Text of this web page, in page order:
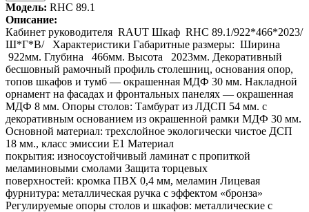
Модель: RHC 89.1
Описание:
Кабинет руководителя RAUT Шкаф RHC 89.1/922*466*2023/
Ш*Г*В/ Характеристики Габаритные размеры: Ширина
922мм. Глубина 466мм. Высота 2023мм. Декоративный
бесшовный рамочный профиль столешниц, основания опор,
топов шкафов и тумб — окрашенная МДФ 30 мм. Накладной
орнамент на фасадах и фронтальных панелях — окрашенная
МДФ 8 мм. Опоры столов: Тамбурат из ЛДСП 54 мм. с
декоративным основанием из окрашенной рамки МДФ 30 мм.
Основной материал: трехслойное экологически чистое ДСП
18 мм., класс эмиссии Е1 Материал
покрытия: износоустойчивый ламинат с пропиткой
меламиновыми смолами Защита торцевых
поверхностей: кромка ПВХ 0,4 мм, меламин Лицевая
фурнитура: металлическая ручка с эффектом «бронза»
Регулируемые опоры столов и шкафов: металлические с